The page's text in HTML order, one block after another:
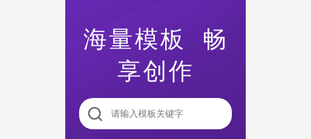
海量模板 畅
享创作